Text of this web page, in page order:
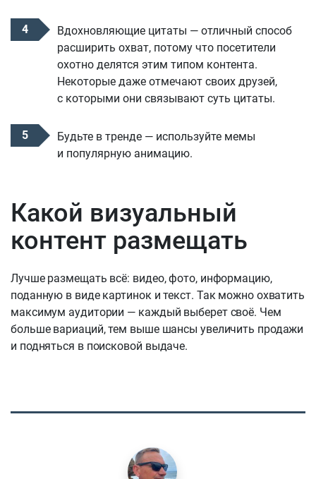
Вдохновляющие цитаты — отличный способ
расширить охват, потому что посетители
охотно делятся этим типом контента.
Некоторые даже отмечают своих друзей,
с которыми они связывают суть цитаты.
Будьте в тренде — используйте мемы
и популярную анимацию.
Какой визуальный
контент размещать
Лучше размещать всё: видео, фото, информацию,
поданную в виде картинок и текст. Так можно охватить
максимум аудитории — каждый выберет своё. Чем
больше вариаций, тем выше шансы увеличить продажи
и подняться в поисковой выдаче.